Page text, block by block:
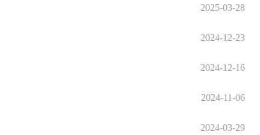
2025-03-28
2024-12-23
2024-12-16
2024-11-06
2024-03-29